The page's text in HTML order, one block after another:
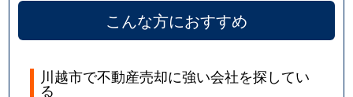
こんな方におすすめ
川越市で不動産売却に強い会社を探してい
る